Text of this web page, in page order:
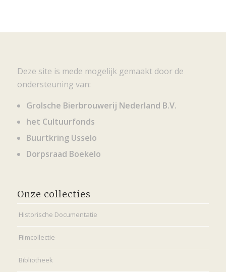
Deze site is mede mogelijk gemaakt door de
ondersteuning van:
Grolsche Bierbrouwerij Nederland B.V.
het Cultuurfonds
Buurtkring Usselo
Dorpsraad Boekelo
Onze collecties
Historische Documentatie
Filmcollectie
Bibliotheek